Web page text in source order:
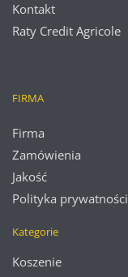
Kontakt
Raty Credit Agricole
FIRMA
Firma
Zamówienia
Jakość
Polityka prywatności
Kategorie
Koszenie